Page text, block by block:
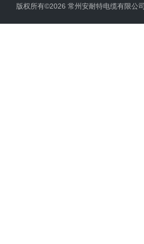
版权所有©2026 常州安耐特电缆有限